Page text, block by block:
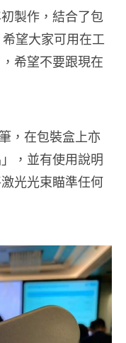
製作，結合了包
望大家可用在工
希望不要跟現在
，在包裝盒上亦
，並有使用說明
光光束瞄準任何